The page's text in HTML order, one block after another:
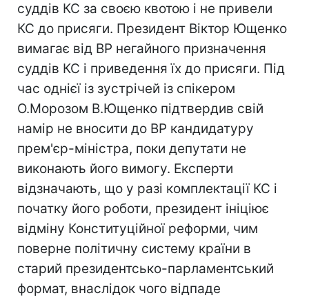
суддів КС за своєю квотою і не привели
КС до присяги. Президент Віктор Ющенко
вимагає від ВР негайного призначення
суддів КС і приведення їх до присяги. Під
час однієї із зустрічей із спікером
О.Морозом В.Ющенко підтвердив свій
намір не вносити до ВР кандидатуру
прем'єр-міністра, поки депутати не
виконають його вимогу. Експерти
відзначають, що у разі комплектації КС і
початку його роботи, президент ініціює
відміну Конституційної реформи, чим
поверне політичну систему країни в
старий президентсько-парламентський
формат, внаслідок чого відпаде